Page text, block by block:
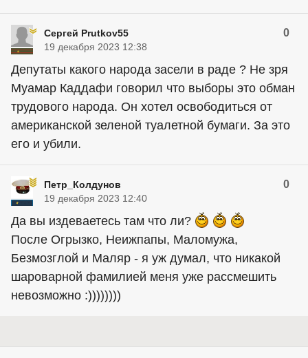
Сергей Prutkov55 0
19 декабря 2023 12:38
Депутаты какого народа засели в раде ? Не зря
Муамар Каддафи говорил что выборы это обман
трудового народа. Он хотел освободиться от
американской зеленой туалетной бумаги. За это
его и убили.
Петр_Колдунов 0
19 декабря 2023 12:40
Да вы издеваетесь там что ли?
После Огрызко, Неижпапы, Маломужа,
Безмозглой и Маляр - я уж думал, что никакой
шароварной фамилией меня уже рассмешить
невозможно :))))))))